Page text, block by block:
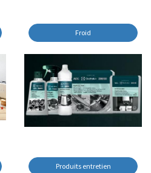
Froid
Produits entretien